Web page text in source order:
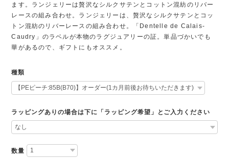
ます。ランジェリーは贅沢なシルクサテンとコットン混紡のリバー
レースの組み合わせ。ランジェリーは、贅沢なシルクサテンとコッ
トン混紡のリバーレースの組み合わせ。「Dentelle de Calais-
Caudry」のラベルが本物のラグジュアリーの証。単品づかいでも
華があるので、ギフトにもオススメ。
種類
ラッピングありの場合は下に「ラッピング希望」とご入力ください
数量